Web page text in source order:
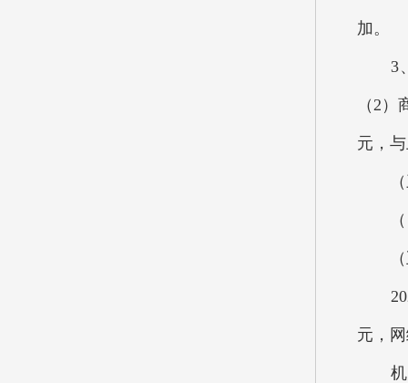
加。
3、
（2
元，
（三
（四
（五
2020
元，
机关